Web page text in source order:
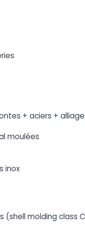
+ aciers +
moulées
inox
(shell molding class